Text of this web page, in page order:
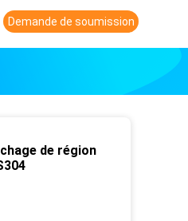
Demande de soumission
de région